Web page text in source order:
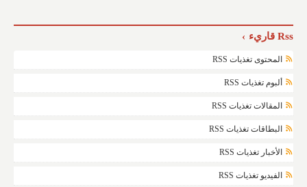
Rss قاريء
المحتوى تغذيات RSS
ألبوم تغذيات RSS
المقالات تغذيات RSS
البطاقات تغذيات RSS
الأخبار تغذيات RSS
الفيديو تغذيات RSS